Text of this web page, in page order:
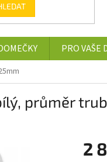
PRO VAŠE
průměr
2